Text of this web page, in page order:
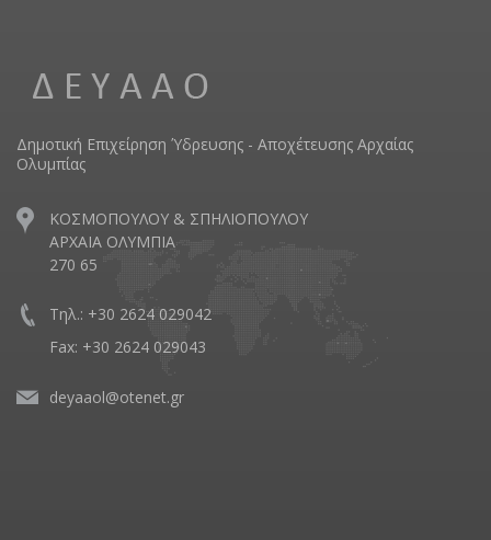
Δημοτική Επιχείρηση Ύδρευσης - Αποχέτευσης Αρχαίας
Ολυμπίας
ΚΟΣΜΟΠΟΥΛΟΥ & ΣΠΗΛΙΟΠΟΥΛΟΥ
ΑΡΧΑΙΑ ΟΛΥΜΠΙΑ
270 65
Τηλ.: +30 2624 029042
Fax: +30 2624 029043
deyaaol@otenet.gr